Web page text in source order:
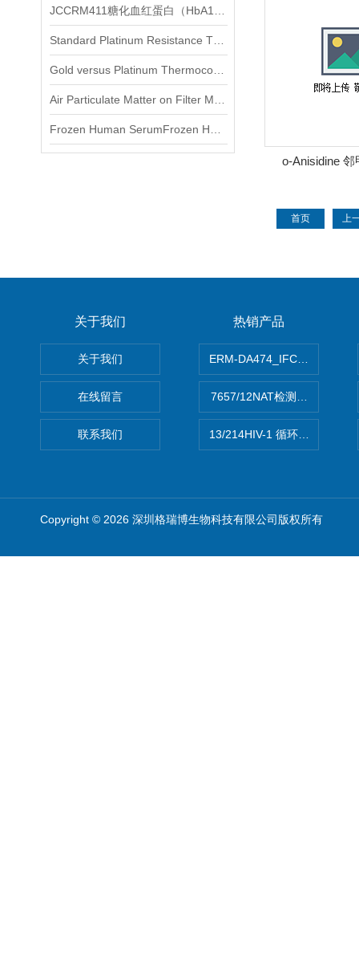
o-Anisidine
首页 上
关于我们
关于我们
在线留言
联系我们
热销产品
ERM-DA474_IFCCC反应蛋
7657/12NAT检测的D型肝炎
13/214HIV-1 循环重组形式
Copyright © 2026 深圳格瑞博生物科技有限公司版权所有